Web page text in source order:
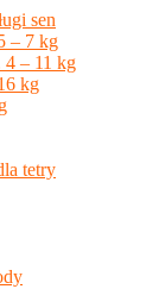
sen
– 7 kg
4 – 11 kg
kg
tetry